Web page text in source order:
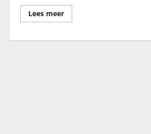
Lees meerLees
meer
Harlingen